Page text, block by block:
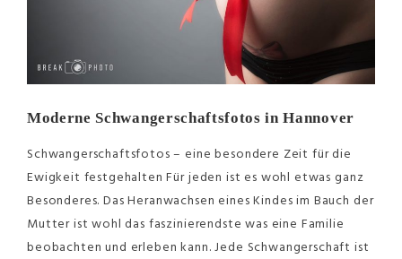
Moderne Schwangerschaftsfotos in Hannover
Schwangerschaftsfotos – eine besondere Zeit für die
Ewigkeit festgehalten Für jeden ist es wohl etwas ganz
Besonderes. Das Heranwachsen eines Kindes im Bauch der
Mutter ist wohl das faszinierendste was eine Familie
beobachten und erleben kann. Jede Schwangerschaft ist